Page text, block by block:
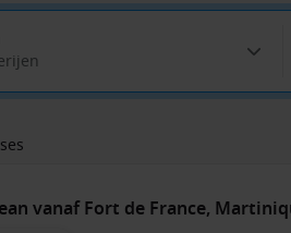
vanaf Fort de France,